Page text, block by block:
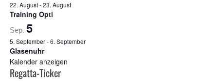
22. August-23. August
Training Opti
Sep. 5
5. September-6. September
Glasenuhr
Kalender anzeigen
Regatta-Ticker